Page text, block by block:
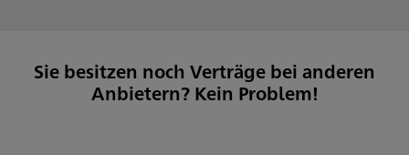
Sie besitzen noch Verträge bei anderen
Anbietern? Kein Problem!